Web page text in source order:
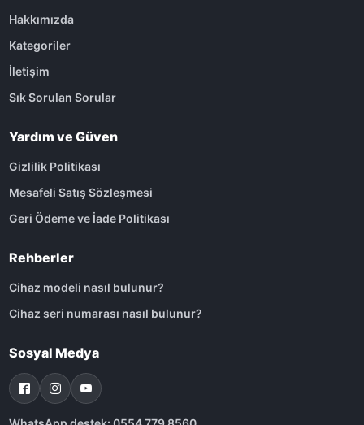
Hakkımızda
Kategoriler
İletişim
Sık Sorulan Sorular
Yardım ve Güven
Gizlilik Politikası
Mesafeli Satış Sözleşmesi
Geri Ödeme ve İade Politikası
Rehberler
Cihaz modeli nasıl bulunur?
Cihaz seri numarası nasıl bulunur?
Sosyal Medya